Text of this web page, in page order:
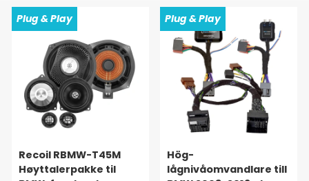
Plug & Play
Recoil RBMW-T45M
Høyttalerpakke til
Plug & Play
Hög-
lågnivåomvandlare till